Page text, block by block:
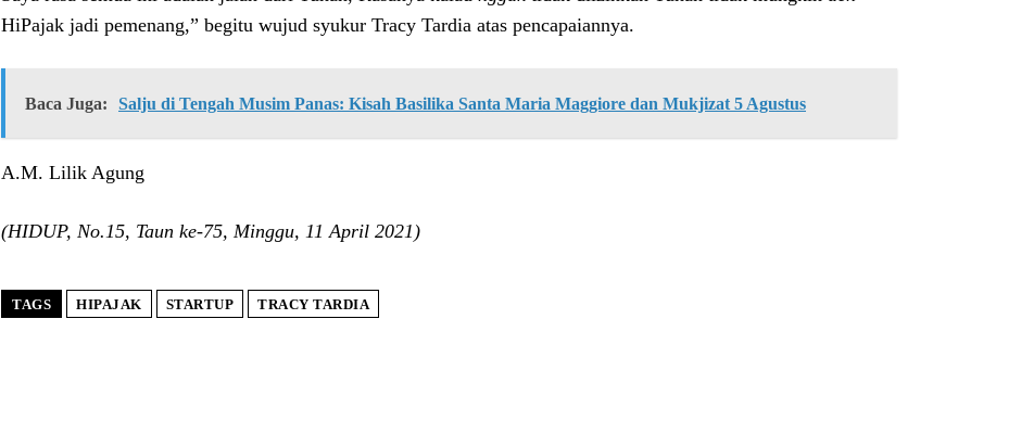
HiPajak jadi pemenang,” begitu wujud syukur Tracy Tardia atas pencapaiannya.
Baca Juga: Salju di Tengah Musim Panas: Kisah Basilika Santa Maria Maggiore dan Mukjizat 5 Agustus
A.M. Lilik Agung
(HIDUP, No.15, Taun ke-75, Minggu, 11 April 2021)
TAGS HIPAJAK STARTUP TRACY TARDIA